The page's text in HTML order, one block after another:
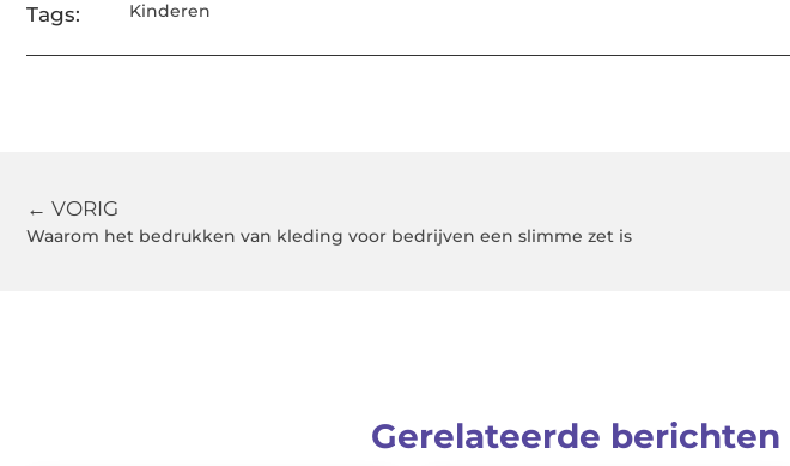
Tags: Kinderen
← VORIG
Waarom het bedrukken van kleding voor bedrijven een slimme zet is
Gerelateerde berichten